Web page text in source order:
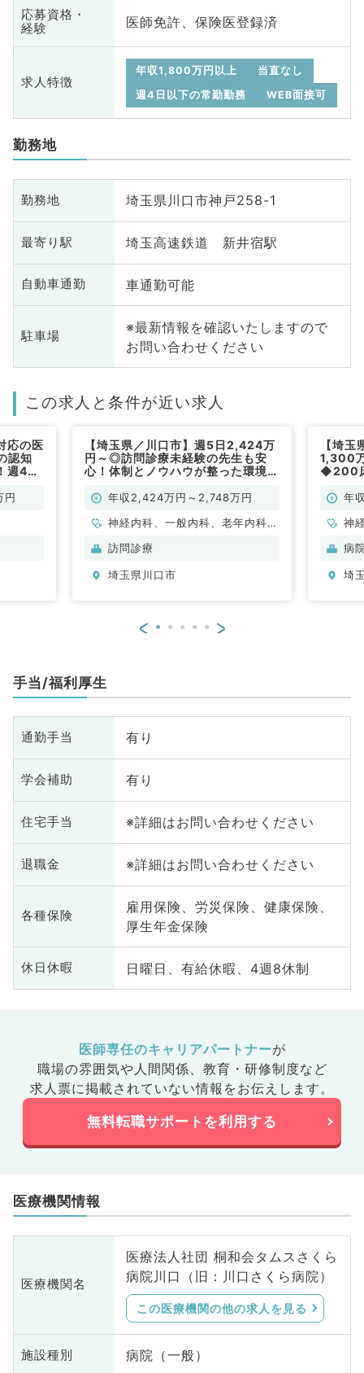
応募資格・
経験
医師免許、保険医登録済
求人特徴
年収1,800万円以上
当直なし
週4日以下の常勤勤務
WEB面接可
勤務地
勤務地 埼玉県川口市神戸258-1
最寄り駅 埼玉高速鉄道 新井宿駅
自動車通勤 車通勤可能
駐車場
※最新情報を確認いたしますので
お問い合わせください
この求人と条件が近い求人
応の医
認知
週4日
経内
円
【埼玉県／川口市】週5日2,424万
円～◎訪問診療未経験の先生も安
心！体制とノウハウが整った環境＆
系・外科系／常勤）
年収2,424万円～2,748万円
神経内科、一般内科、老年内科、
血液内科、膠原病科
訪問診療
埼玉県川口市
【埼
1,300
◆200
年
神
循
科
病
埼
< >
手当/福利厚生
通勤手当 有り
学会補助 有り
住宅手当 ※詳細はお問い合わせください
退職金 ※詳細はお問い合わせください
各種保険
雇用保険、労災保険、健康保険、
厚生年金保険
休日休暇 日曜日、有給休暇、4週8休制
医師専任のキャリアパートナーが
職場の雰囲気や人間関係、 教育・研修制度など
求人票に掲載されていない情報をお伝えします。
無料転職サポートを利用する
医療機関情報
医療機関名
医療法人社団 桐和会タムスさくら
病院川口（旧：川口さくら病院）
この医療機関の他の求人を見る
施設種別 病院（一般）